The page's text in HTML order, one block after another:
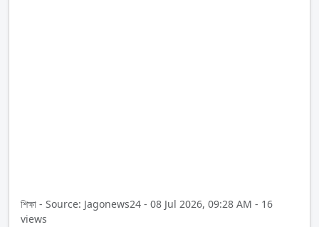
শিক্ষা - Source: Jagonews24 - 08 Jul 2026, 09:28 AM - 16
views